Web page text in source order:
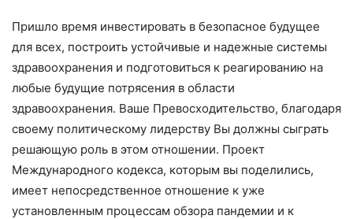
Пришло время инвестировать в безопасное будущее
для всех, построить устойчивые и надежные системы
здравоохранения и подготовиться к реагированию на
любые будущие потрясения в области
здравоохранения. Ваше Превосходительство, благодаря
своему политическому лидерству Вы должны сыграть
решающую роль в этом отношении. Проект
Международного кодекса, которым вы поделились,
имеет непосредственное отношение к уже
установленным процессам обзора пандемии и к